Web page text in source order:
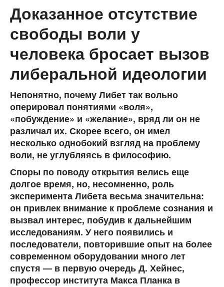
Доказанное отсутствие
свободы воли у
человека бросает вызов
либеральной идеологии
Непонятно, почему Либет так вольно
оперировал понятиями «воля»,
«побуждение» и «желание», вряд ли он не
различал их. Скорее всего, он имел
несколько однобокий взгляд на проблему
воли, не углубляясь в философию.
Споры по поводу открытия велись еще
долгое время, но, несомненно, роль
эксперимента Либета весьма значительна:
он привлек внимание к проблеме сознания и
вызвал интерес, побудив к дальнейшим
исследованиям. У него появились и
последователи, повторившие опыт на более
современном оборудовании много лет
спустя — в первую очередь Д. Хейнес,
профессор института Макса Планка в